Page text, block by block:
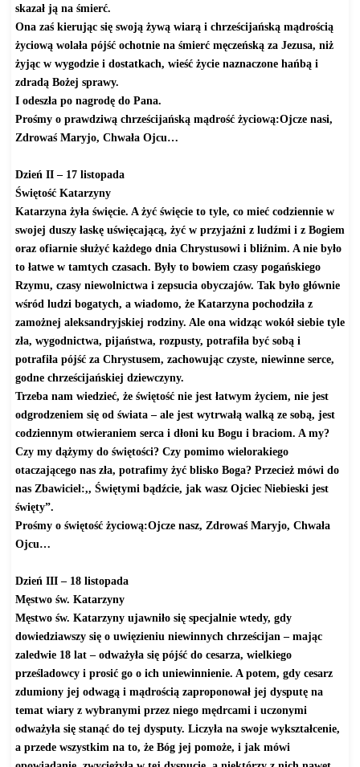
skazał ją na śmierć.
Ona zaś kierując się swoją żywą wiarą i chrześcijańską mądrością
życiową wolała pójść ochotnie na śmierć męczeńską za Jezusa, niż
żyjąc w wygodzie i dostatkach, wieść życie naznaczone hańbą i
zdradą Bożej sprawy.
I odeszła po nagrodę do Pana.
Prośmy o prawdziwą chrześcijańską mądrość życiową:Ojcze nasi,
Zdrowaś Maryjo, Chwała Ojcu…
Dzień II – 17 listopada
Świętość Katarzyny
Katarzyna żyła święcie. A żyć święcie to tyle, co mieć codziennie w
swojej duszy łaskę uświęcającą, żyć w przyjaźni z ludźmi i z Bogiem
oraz ofiarnie służyć każdego dnia Chrystusowi i bliźnim. A nie było
to łatwe w tamtych czasach. Były to bowiem czasy pogańskiego
Rzymu, czasy niewolnictwa i zepsucia obyczajów. Tak było głównie
wśród ludzi bogatych, a wiadomo, że Katarzyna pochodziła z
zamożnej aleksandryjskiej rodziny. Ale ona widząc wokół siebie tyle
zła, wygodnictwa, pijaństwa, rozpusty, potrafiła być sobą i
potrafiła pójść za Chrystusem, zachowując czyste, niewinne serce,
godne chrześcijańskiej dziewczyny.
Trzeba nam wiedzieć, że świętość nie jest łatwym życiem, nie jest
odgrodzeniem się od świata – ale jest wytrwałą walką ze sobą, jest
codziennym otwieraniem serca i dłoni ku Bogu i braciom. A my?
Czy my dążymy do świętości? Czy pomimo wielorakiego
otaczającego nas zła, potrafimy żyć blisko Boga? Przecież mówi do
nas Zbawiciel:,, Świętymi bądźcie, jak wasz Ojciec Niebieski jest
święty”.
Prośmy o świętość życiową:Ojcze nasz, Zdrowaś Maryjo, Chwała
Ojcu…
Dzień III – 18 listopada
Męstwo św. Katarzyny
Męstwo św. Katarzyny ujawniło się specjalnie wtedy, gdy
dowiedziawszy się o uwięzieniu niewinnych chrześcijan – mając
zaledwie 18 lat – odważyła się pójść do cesarza, wielkiego
prześladowcy i prosić go o ich uniewinnienie. A potem, gdy cesarz
zdumiony jej odwagą i mądrością zaproponował jej dysputę na
temat wiary z wybranymi przez niego mędrcami i uczonymi
odważyła się stanąć do tej dysputy. Liczyła na swoje wykształcenie,
a przede wszystkim na to, że Bóg jej pomoże, i jak mówi